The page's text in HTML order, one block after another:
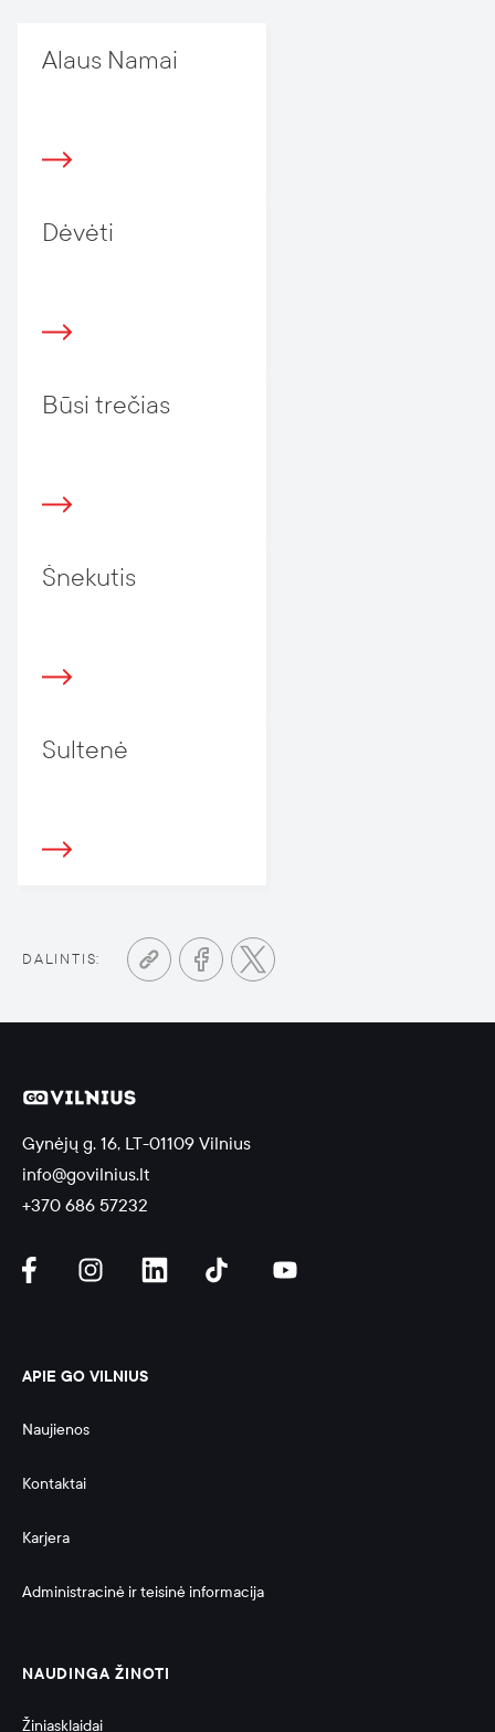
Alaus Namai
Dėvėti
Būsi trečias
Šnekutis
Sultenė
DALINTIS:
Gynėjų g. 16, LT-01109 Vilnius
info@govilnius.lt
+370 686 57232
APIE GO VILNIUS
Naujienos
Kontaktai
Karjera
Administracinė ir teisinė informacija
NAUDINGA ŽINOTI
Žiniasklaidai